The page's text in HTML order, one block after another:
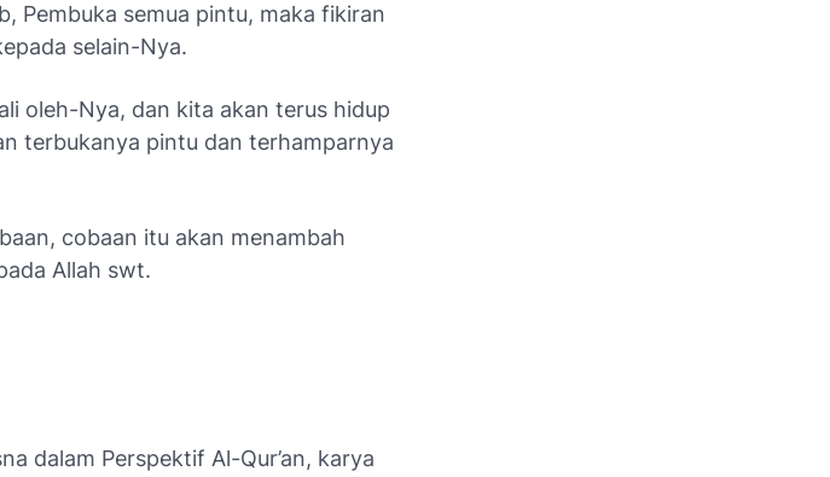
Pembuka semua pintu, maka fikiran
selain-Nya.
oleh-Nya, dan kita akan terus hidup
terbukanya pintu dan terhamparnya
cobaan itu akan menambah
Allah swt.
dalam Perspektif Al-Qur’an, karya